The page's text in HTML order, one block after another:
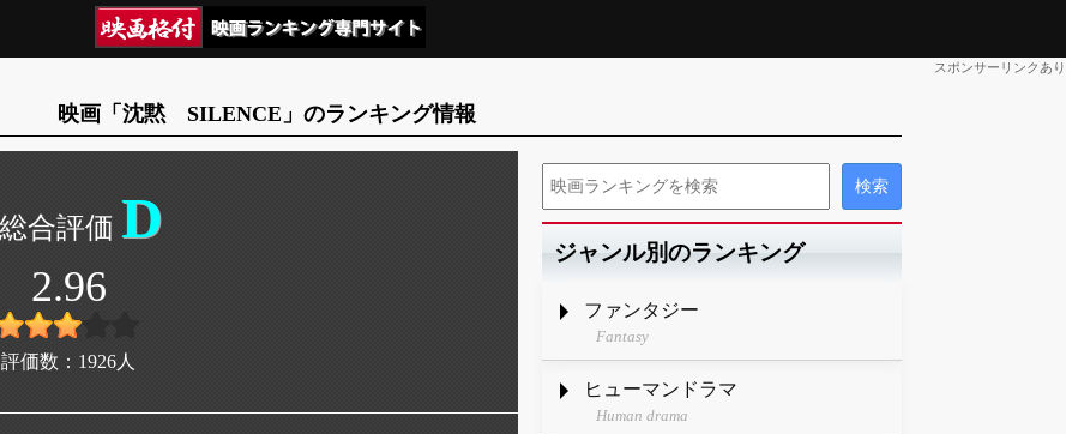
スポンサーリンクあり
映画「沈黙 SILENCE」のランキング情報
D
2.96
評価数： 1926 人
ジャンル別のランキング
ファンタジー
Fantasy
ヒューマンドラマ
Human drama